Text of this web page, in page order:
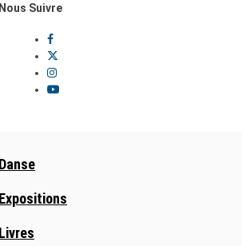
Nous Suivre
Danse
Expositions
Livres